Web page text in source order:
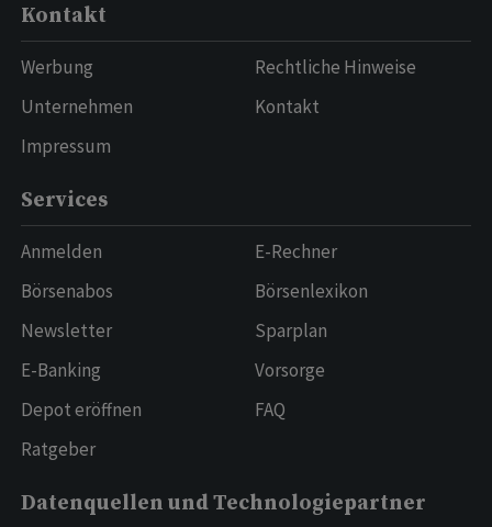
Kontakt
Werbung
Unternehmen
Impressum
Rechtliche Hinweise
Kontakt
Services
Anmelden
Börsenabos
Newsletter
E-Banking
Depot eröffnen
Ratgeber
E-Rechner
Börsenlexikon
Sparplan
Vorsorge
FAQ
Datenquellen und Technologiepartner